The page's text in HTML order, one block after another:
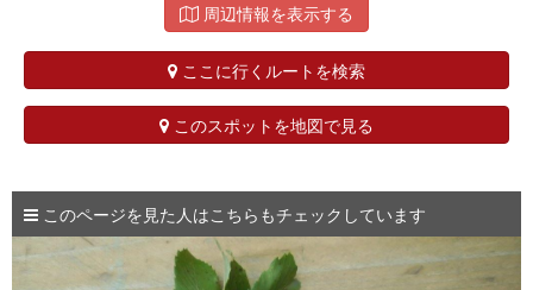
周辺情報を表示する
ここに行くルートを検索
このスポットを地図で見る
このページを見た人はこちらもチェックしています